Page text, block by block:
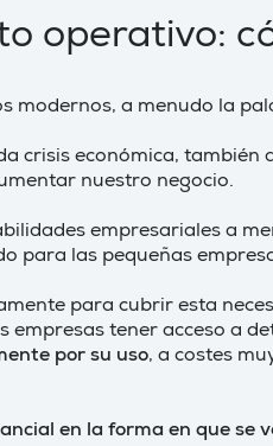
operativo:
modernos, a menudo la
crisis económica,
nuestro negocio.
empresariales a
para las pequeñas
para cubrir esta
empresas tener acceso a
por su uso, a costes
en la forma en que se